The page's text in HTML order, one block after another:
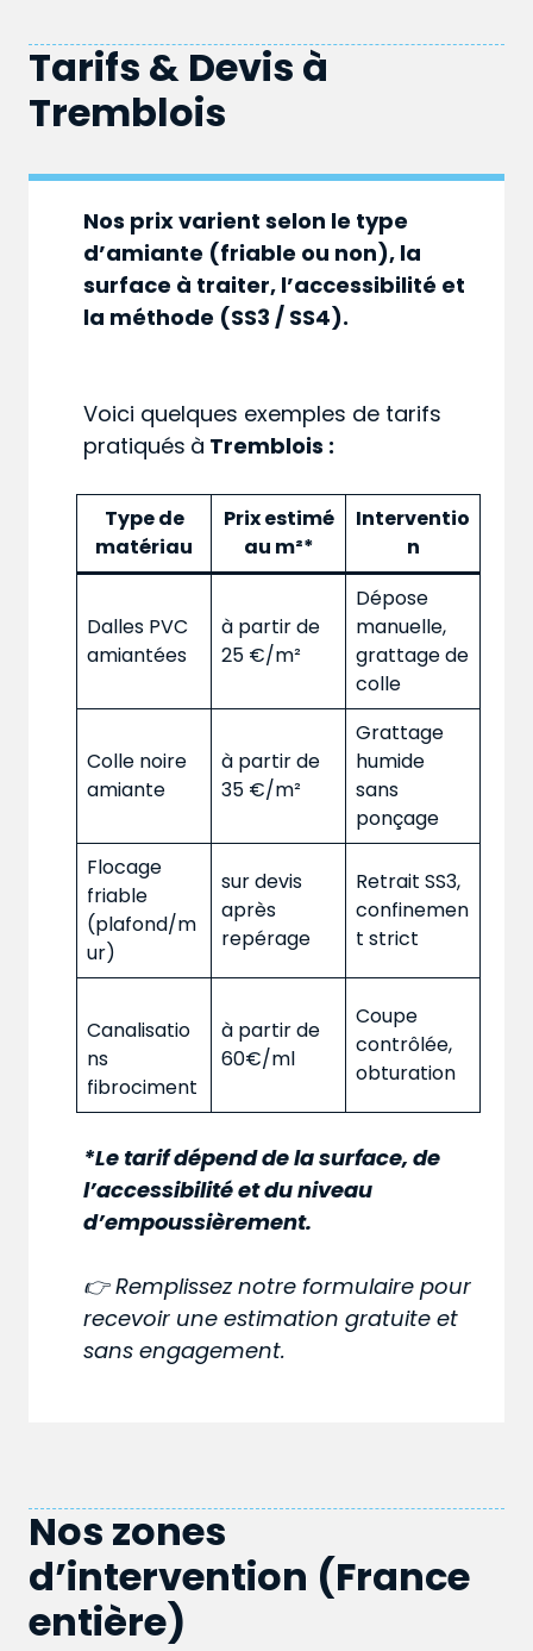
Tarifs & Devis à
Tremblois
Nos prix varient selon le type
d’amiante (friable ou non), la
surface à traiter, l’accessibilité et
la méthode (SS3 / SS4).
Voici quelques exemples de tarifs
pratiqués à Tremblois :
Type de
matériau
Prix estimé
au m²*
Interventio
n
Dalles PVC
amiantées
à partir de
25 €/m²
Dépose
manuelle,
grattage de
colle
Colle noire
amiante
à partir de
35 €/m²
Grattage
humide
sans
ponçage
Flocage
friable
(plafond/m
ur)
sur devis
après
repérage
Retrait SS3,
confinemen
t strict
Canalisatio
ns
fibrociment
à partir de
60€/ml
Coupe
contrôlée,
obturation
*Le tarif dépend de la surface, de
l’accessibilité et du niveau
d’empoussièrement.
👉 Remplissez notre formulaire pour
recevoir une estimation gratuite et
sans engagement.
Nos zones
d’intervention (France
entière)